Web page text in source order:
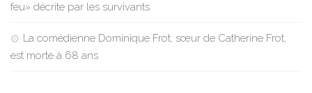
feu» décrite par les survivants
La comédienne Dominique Frot, sœur de Catherine Frot,
est morte à 68 ans